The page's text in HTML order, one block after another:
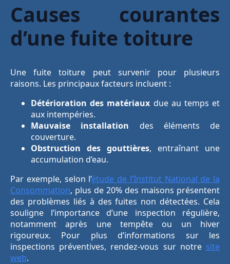
Causes courantes
d’une fuite toiture
Une fuite toiture peut survenir pour plusieurs
raisons. Les principaux facteurs incluent :
Détérioration des matériaux due au temps et
aux intempéries.
Mauvaise installation des éléments de
couverture.
Obstruction des gouttières, entraînant une
accumulation d’eau.
Par exemple, selon l’étude de l’Institut National de la
Consommation, plus de 20% des maisons présentent
des problèmes liés à des fuites non détectées. Cela
souligne l’importance d’une inspection régulière,
notamment après une tempête ou un hiver
rigoureux. Pour plus d’informations sur les
inspections préventives, rendez-vous sur notre site
web.